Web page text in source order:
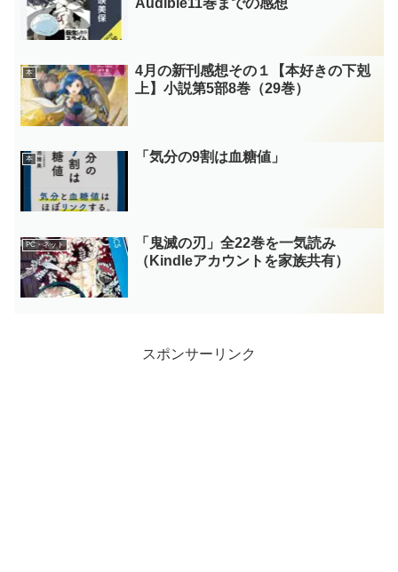
本
4月の新刊感想その１【本好きの下剋
上】小説第5部8巻（29巻）
本 「気分の9割は血糖値」
PC・ネット
「鬼滅の刃」全22巻を一気読み
（Kindleアカウントを家族共有）
スポンサーリンク